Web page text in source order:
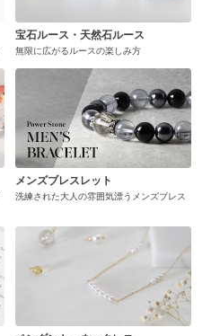
宝石ルース・天然石ルース
無限に広がるルースの楽しみ方
メンズブレスレット
洗練された大人の雰囲気漂うメンズブレス